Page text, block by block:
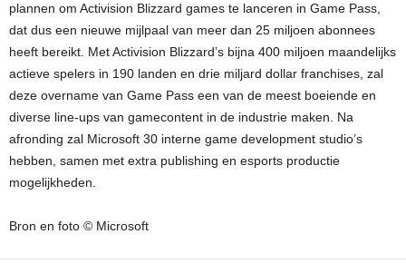
plannen om Activision Blizzard games te lanceren in Game Pass,
dat dus een nieuwe mijlpaal van meer dan 25 miljoen abonnees
heeft bereikt. Met Activision Blizzard’s bijna 400 miljoen maandelijks
actieve spelers in 190 landen en drie miljard dollar franchises, zal
deze overname van Game Pass een van de meest boeiende en
diverse line-ups van gamecontent in de industrie maken. Na
afronding zal Microsoft 30 interne game development studio’s
hebben, samen met extra publishing en esports productie
mogelijkheden.
Bron en foto © Microsoft